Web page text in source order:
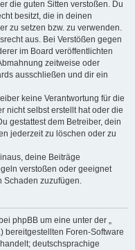
die guten Sitten verstoßen. Du
besitzt, die in deinen
zu setzen bzw. zu verwenden.
aus. Bei Verstößen gegen
im Board veröffentlichten
zeitweise oder
ausschließen und dir ein
keine Verantwortung für die
nicht selbst erstellt hat oder die
gestattest dem Betreiber, dein
jederzeit zu löschen oder zu
deine Beiträge
verstoßen oder geeignet
zuzufügen.
phpBB um eine unter der „
bereitgestellten Foren-Software
deutschsprachige